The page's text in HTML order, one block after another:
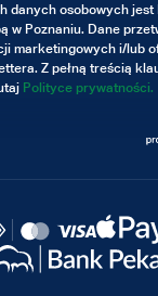
danych osobowych
w Poznaniu. Dane
marketingowych i/lub
Z pełną treścią
Polityce prywatności.